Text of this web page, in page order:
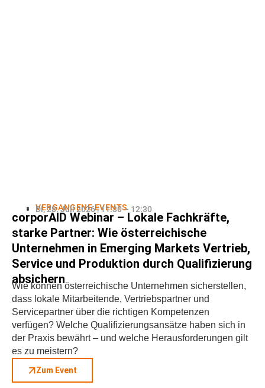
VERGANGENE EVENTS
Di, 28. Juli 2026 | 11:30 – 12:30
corporAID Webinar – Lokale Fachkräfte,
starke Partner: Wie österreichische
Unternehmen in Emerging Markets Vertrieb,
Service und Produktion durch Qualifizierung
absichern
Wie können österreichische Unternehmen sicherstellen,
dass lokale Mitarbeitende, Vertriebspartner und
Servicepartner über die richtigen Kompetenzen
verfügen? Welche Qualifizierungsansätze haben sich in
der Praxis bewährt – und welche Herausforderungen gilt
es zu meistern?
Zum Event